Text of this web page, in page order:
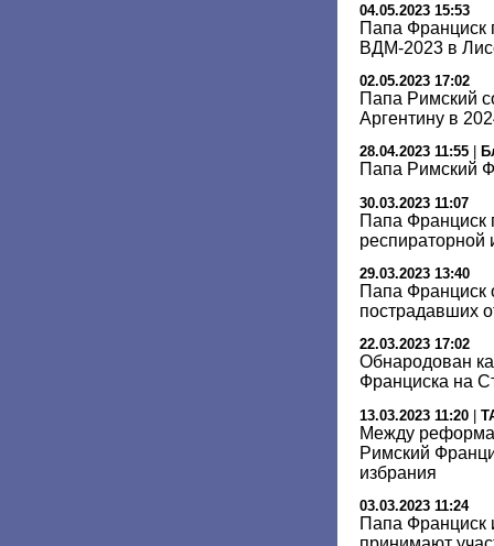
04.05.2023 15:53
Папа Франциск
ВДМ-2023 в
02.05.2023 17:02
Папа Римский
Аргентину в
28.04.2023 11:55
Папа Римский
30.03.2023 11:07
Папа Франциск
респираторной
29.03.2023 13:40
Папа Франциск
пострадавших
22.03.2023 17:02
Обнародован
Франциска на
13.03.2023 11:20 |
Между
Римский
избрания
03.03.2023 11:24
Папа Франциск